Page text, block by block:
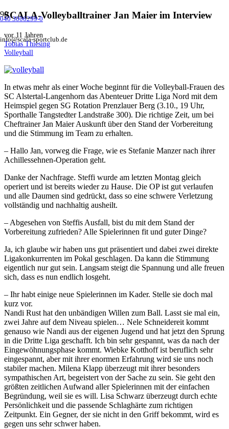
040 3006299-0
info@scala-sportclub.de
SCALA-Volleyballtrainer Jan Maier im Interview
vor 11 Jahren
Tobias Thiesing
Volleyball
In etwas mehr als einer Woche beginnt für die Volleyball-Frauen des
SC Alstertal-Langenhorn das Abenteuer Dritte Liga Nord mit dem
Heimspiel gegen SG Rotation Prenzlauer Berg (3.10., 19 Uhr,
Sporthalle Tangstedter Landstraße 300). Die richtige Zeit, um bei
Cheftrainer Jan Maier Auskunft über den Stand der Vorbereitung
und die Stimmung im Team zu erhalten.
– Hallo Jan, vorweg die Frage, wie es Stefanie Manzer nach ihrer
Achillessehnen-Operation geht.
Danke der Nachfrage. Steffi wurde am letzten Montag gleich
operiert und ist bereits wieder zu Hause. Die OP ist gut verlaufen
und alle Daumen sind gedrückt, dass so eine schwere Verletzung
vollständig und nachhaltig ausheilt.
– Abgesehen von Steffis Ausfall, bist du mit dem Stand der
Vorbereitung zufrieden? Alle Spielerinnen fit und guter Dinge?
Ja, ich glaube wir haben uns gut präsentiert und dabei zwei direkte
Ligakonkurrenten im Pokal geschlagen. Da kann die Stimmung
eigentlich nur gut sein. Langsam steigt die Spannung und alle freuen
sich, dass es nun endlich losgeht.
– Ihr habt einige neue Spielerinnen im Kader. Stelle sie doch mal
kurz vor.
Nandi Rust hat den unbändigen Willen zum Ball. Lasst sie mal ein,
zwei Jahre auf dem Niveau spielen… Nele Schneidereit kommt
genauso wie Nandi aus der eigenen Jugend und hat jetzt den Sprung
in die Dritte Liga geschafft. Ich bin sehr gespannt, was da nach der
Eingewöhnungsphase kommt. Wiebke Kotthoff ist beruflich sehr
eingespannt, aber mit ihrer enormen Erfahrung wird sie uns noch
stabiler machen. Milena Klapp überzeugt mit ihrer besonders
sympathischen Art, begeistert von der Sache zu sein. Sie geht den
größten zeitlichen Aufwand aller Spielerinnen mit der einfachen
Begründung, weil sie es will. Lisa Schwarz überzeugt durch echte
Persönlichkeit und die passende Schlaghärte zum richtigen
Zeitpunkt. Ein Gegner, der sie nicht in den Griff bekommt, wird es
gegen uns sehr schwer haben.